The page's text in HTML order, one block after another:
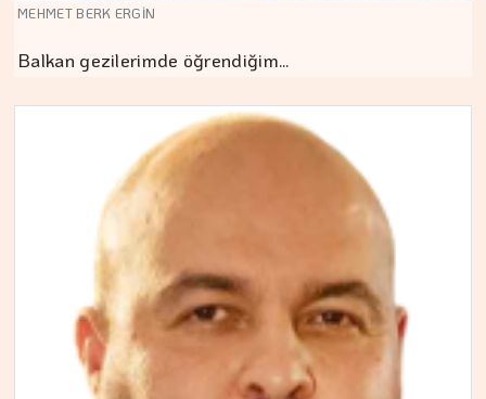
MEHMET BERK ERGİN
Balkan gezilerimde öğrendiğim…